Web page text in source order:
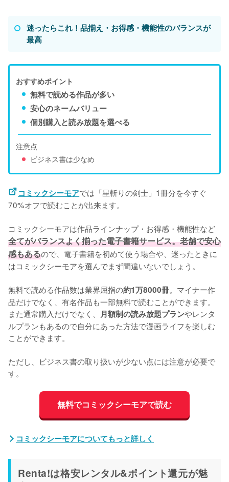
迷ったらこれ！品揃え・お得感・機能性のバランスが
最高
おすすめポイント
無料で読める作品が多い
安心のネームバリュー
個別購入と読み放題を選べる
注意点
ビジネス書は少なめ
コミックシーモアでは「星斬りの剣士」1冊分を今すぐ
70%オフで読むことが出来ます。
コミックシーモアは作品ラインナップ・お得感・機能性など
全てがバランスよく揃った電子書籍サービス。老舗で安心
感もあるので、電子書籍を初めて使う場合や、迷ったときに
はコミックシーモアを選んでまず間違いないでしょう。
無料で読める作品数は業界屈指の約1万8000冊。マイナー作
品だけでなく、有名作品も一部無料で読むことができます。
また通常購入だけでなく、 月額制の読み放題プランやレンタ
ルプランもあるので自分にあった方法で漫画ライフを楽しむ
ことができます。
ただし、ビジネス書の取り扱いが少ない点には注意が必要で
す。
無料でコミックシーモアで読む
コミックシーモアについてもっと詳しく
Renta!は格安レンタル&ポイント還元が魅